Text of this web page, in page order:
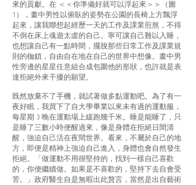
來的貢獻。在 ＜＜你準備好就可以浮起來＞＞（圖
1），畫中男性以俯臥的姿勢在公園的長椅上方飄浮
起來，讓我聯想起經歷一天的工作及課業煎熬，不得
不倒在床上魂遊太虛的自己。寧可讓自己難以入睡，
也想讓自己有一點時間，擺脫那些日常工作及課業規
則的枷鎖，自由自在地在自己的世界中想像。畫中男
性旁邊的星星任意組合成包圍他的形狀，也許就是表
達拒絕外來干擾的願望。
既然放棄不了手機，就試著做多點運動吧。為了有一
夜好眠，我買下了自大學畢業以來未有過的運動服，
每星期 3 晚在運動場上緩跑幾千米。睡是能睡了，只
是睡了三數小時便醒過來，像是身體在拒絕日間清
醒，強迫自己活在夜間世界。看來，不屬於自己的地
方，即便是精神上強迫自己進入，身體也會自然發生
拒絕。「做運動不用很堅持的，找到一樣自己喜歡
的，你便繼續做。如果是不喜歡的，堅持下去自會受
苦。」政府醫生自是無暇出此贅言，當然是出自藝術